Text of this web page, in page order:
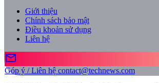
Giới thiệu
Chính sách bảo mật
Điều khoản sử dụng
Liên hệ
mail
Góp ý / Liên hệ contact@technews.com